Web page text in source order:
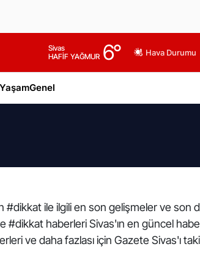
Sivas
HAFİF YAĞMUR 6° Hava Durumu
YaşamGenel
ile ilgili en son gelişmeler ve son
#dikkat haberleri Sivas'ın en güncel
ve daha fazlası için Gazete Sivas'ı